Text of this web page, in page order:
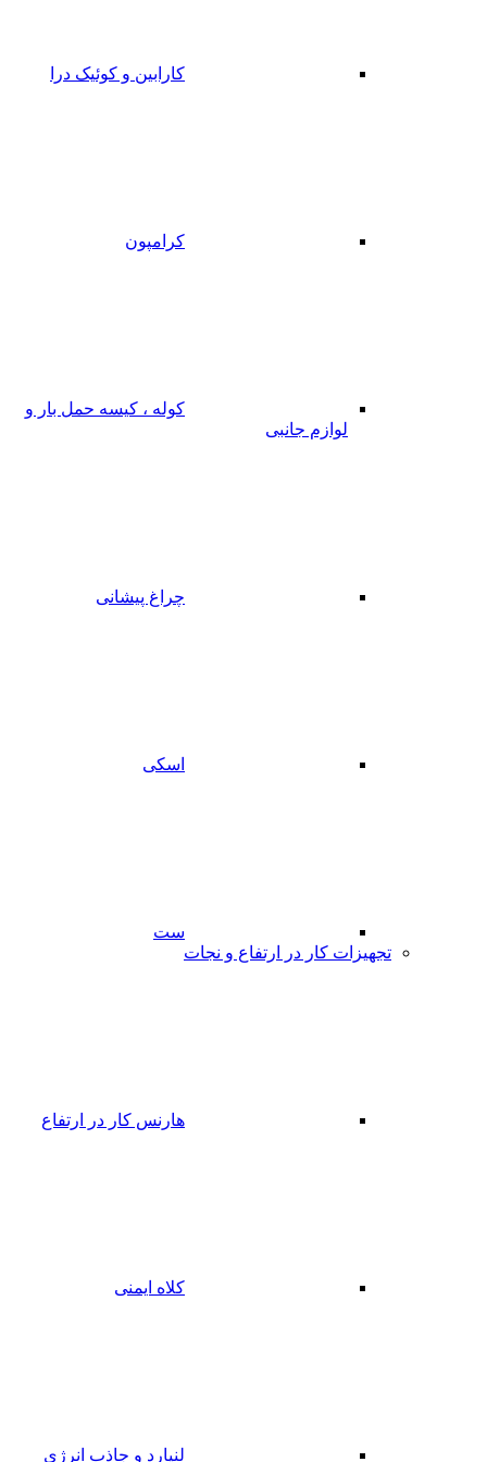
کارابین و کوئیک درا
کرامپون
کوله ، کیسه حمل بار و
لوازم جانبی
چراغ پیشانی
اسکی
ست
تجهیزات کار در ارتفاع و نجات
هارنس کار در ارتفاع
کلاه ایمنی
لنیارد و جاذب انرژی